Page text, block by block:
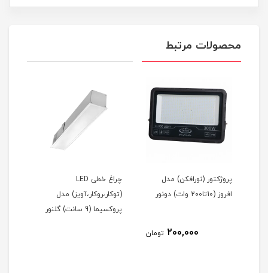
محصولات مرتبط
پروژکتور (نورافکن) مدل
افروز (10تا200 وات) دونور
200,000 تومان
چراغ خطی LED
(توکار،روکار،آویز) مدل
پروکسیما (9 سانت) گلنور